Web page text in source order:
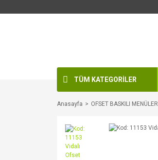
TÜM KATEGORİLER
Anasayfa OFSET BASKILI MENÜLER